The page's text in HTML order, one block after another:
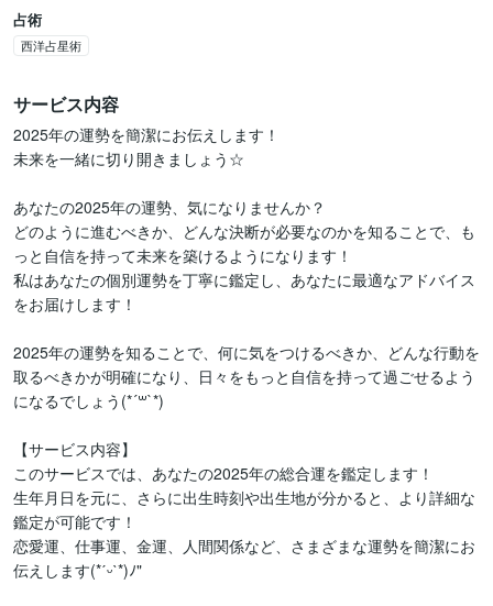
占術
西洋占星術
サービス内容
2025年の運勢を簡潔にお伝えします！
未来を一緒に切り開きましょう☆
あなたの2025年の運勢、気になりませんか？
どのように進むべきか、どんな決断が必要なのかを知ることで、も
っと自信を持って未来を築けるようになります！
私はあなたの個別運勢を丁寧に鑑定し、あなたに最適なアドバイス
をお届けします！
2025年の運勢を知ることで、何に気をつけるべきか、どんな行動を
取るべきかが明確になり、日々をもっと自信を持って過ごせるよう
になるでしょう(*´꒳`*)
【サービス内容】
このサービスでは、あなたの2025年の総合運を鑑定します！
生年月日を元に、さらに出生時刻や出生地が分かると、より詳細な
鑑定が可能です！
恋愛運、仕事運、金運、人間関係など、さまざまな運勢を簡潔にお
伝えします(*ˊᵕˋ*)ﾉ"